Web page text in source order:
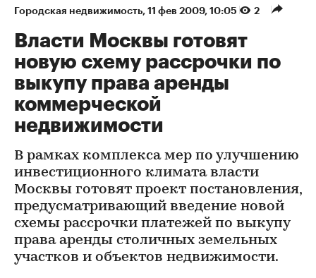
Городская недвижимость⁠, 11 фев 2009, 10:05 2
Власти Москвы готовят
новую схему рассрочки по
выкупу права аренды
коммерческой
недвижимости
В рамках комплекса мер по улучшению
инвестиционного климата власти
Москвы готовят проект постановления,
предусматривающий введение новой
схемы рассрочки платежей по выкупу
права аренды столичных земельных
участков и объектов недвижимости.